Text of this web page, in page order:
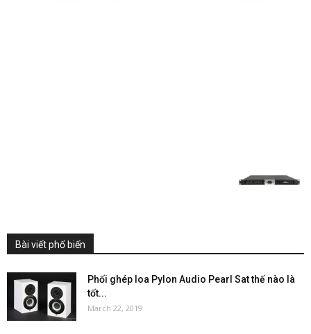
Bài viết phổ biến
Phối ghép loa Pylon Audio Pearl Sat thế nào là
tốt...
March 22, 2019